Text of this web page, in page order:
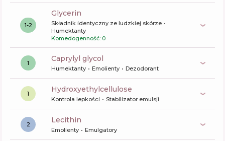
1-2
glycerin
Składnik identyczny ze ludzkiej skórze
Humektanty
Komedogenność: 0
1 caprylyl glycol
Humektanty Emolienty Dezodorant
1 hydroxyethylcellulose
Kontrola lepkości Stabilizator emulsji
2 lecithin
Emolienty Emulgatory